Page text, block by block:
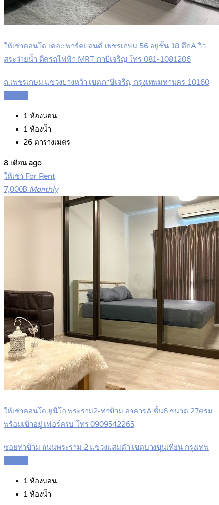
ให้เช่าคอนโด เดอะ พาร์คแลนด์ เพชรเกษม 56 อยู่ชั้น 18 ตึกA วิว
สระว่ายน้ำ ติดรถไฟฟ้า MRT ภาษีเจริญ โทร 081-1081206
ถ.เพชรเกษม แขวงบางหว้า เขตภาษีเจริญ กรุงเทพมหานคร 10160
1 ห้องนอน
1 ห้องน้ำ
26 ตารางเมตร
8 เดือน ago
ให้เช่า For Rent
7,000฿ Monthly
ให้เช่าคอนโด ยูนิโอ พระราม2-ท่าข้าม อาคารA ชั้น6 ขนาด 27ตรม.
พร้อมเข้าอยู่ เฟอร์ครบ โทร 0909542265
ซอยท่าข้าม ถนนพระราม 2 แขวงแสมดำ เขตบางขุนเทียน กรุงเทพ
1 ห้องนอน
1 ห้องน้ำ